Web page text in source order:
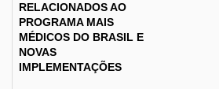
RELACIONADOS AO
PROGRAMA MAIS
MÉDICOS DO BRASIL E
NOVAS
IMPLEMENTAÇÕES